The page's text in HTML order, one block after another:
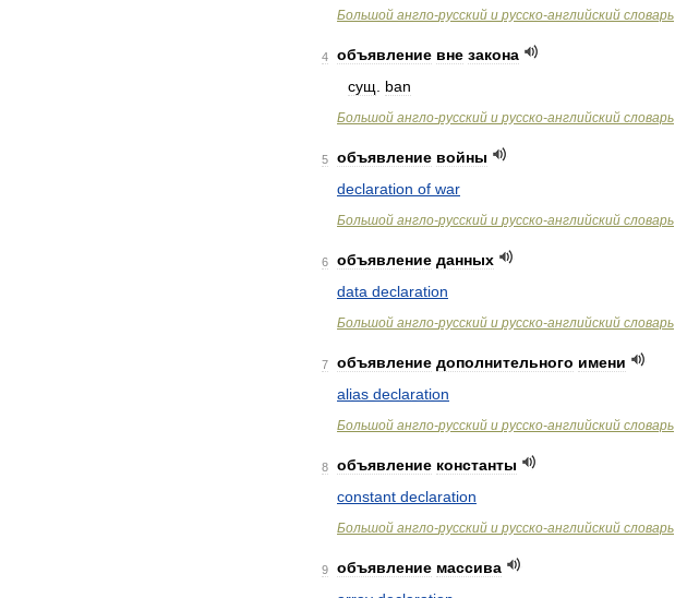
Большой англо-русский и русско-английский словарь
4 объявление вне закона
сущ
ban
Большой англо-русский и русско-английский словарь
5 объявление войны
declaration of war
Большой англо-русский и русско-английский словарь
6 объявление данных
data declaration
Большой англо-русский и русско-английский словарь
7 объявление дополнительного имени
alias declaration
Большой англо-русский и русско-английский словарь
8 объявление константы
constant declaration
Большой англо-русский и русско-английский словарь
9 объявление массива